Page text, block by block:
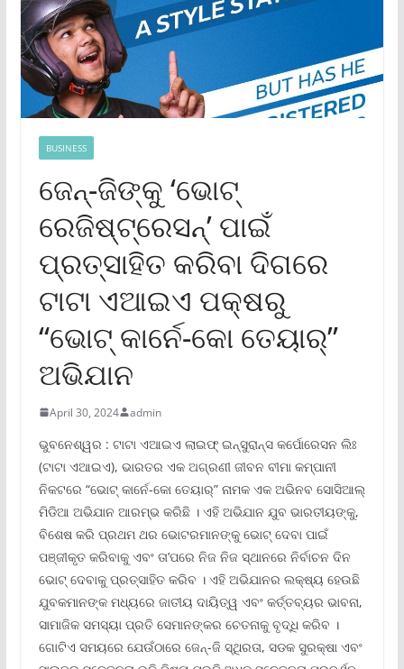
BUSINESS
ଜେନ୍‌-ଜିଙ୍କୁ ‘ଭୋଟ୍
ରେଜିଷ୍ଟ୍ରେସନ୍‌’ ପାଇଁ
ପ୍ରତ୍ସାହିତ କରିବା ଦିଗରେ
ଟାଟା ଏଆଇଏ ପକ୍ଷରୁ
“ଭୋଟ୍ କାର୍ନେ-କୋ ତେୟାର୍‌”
ଅଭିଯାନ
April 30, 2024 admin
ଭୁବନେଶ୍ୱର : ଟାଟା ଏଆଇଏ ଲାଇଫ୍ ଇନ୍ସୁରାନ୍ସ କର୍ପୋରେସନ ଲିଃ
(ଟାଟା ଏଆଇଏ), ଭାରତର ଏକ ଅଗ୍ରଣୀ ଜୀବନ ବୀମା କମ୍ପାନୀ
ନିକଟରେ “ଭୋଟ୍ କାର୍ନେ-କୋ ତେୟାର୍‌” ନାମକ ଏକ ଅଭିନବ ସୋସିଆଲ୍
ମିଡିଆ ଅଭିଯାନ ଆରମ୍ଭ କରିଛି । ଏହି ଅଭିଯାନ ଯୁବ ଭାରତୀୟଙ୍କୁ,
ବିଶେଷ କରି ପ୍ରଥମ ଥର ଭୋଟରମାନଙ୍କୁ ଭୋଟ୍ ଦେବା ପାଇଁ
ପଞ୍ଜୀକୃତ କରିବାକୁ ଏବଂ ତା’ପରେ ନିଜ ନିଜ ସ୍ଥାନରେ ନିର୍ବାଚନ ଦିନ
ଭୋଟ୍ ଦେବାକୁ ପ୍ରତ୍ସାହିତ କରିବ । ଏହି ଅଭିଯାନର ଲକ୍ଷ୍ୟ ହେଉଛି
ଯୁବକମାନଙ୍କ ମଧ୍ୟରେ ଜାତୀୟ ଦାୟିତ୍ୱ ଏବଂ କର୍ତ୍ତବ୍ୟର ଭାବନା,
ସାମାଜିକ ସମସ୍ୟା ପ୍ରତି ସେମାନଙ୍କର ଚେତନାକୁ ବୃଦ୍ଧି କରିବ ।
ଗୋଟିଏ ସମୟରେ ଯେଉଁଠାରେ ଜେନ୍‌-ଜି ସ୍ଥିରତା, ସଡକ ସୁରକ୍ଷା ଏବଂ